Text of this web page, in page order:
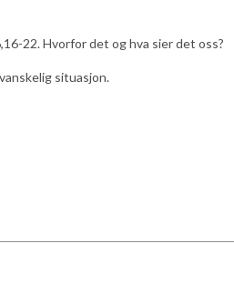
22. Hvorfor det og hva sier det oss?
situasjon.